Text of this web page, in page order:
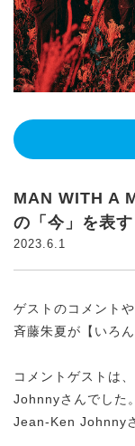
MAN WITH A
の「今」を表
2023.6.1
ゲストのコメント
斉藤朱夏が【いろ
コメントゲストは
Johnnyさんでした。
Jean-Ken Johnny